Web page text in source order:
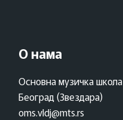
О нама
Основна музичка
Београд (Звездара)
oms.vldj@mts.rs